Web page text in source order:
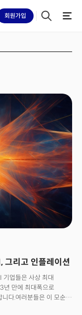
회원가입
그리고 인플레이션
기업들은 사상 최대
년 만에 최대폭으로
다.여러분들은 이 모순이
가 동시에 무너지고